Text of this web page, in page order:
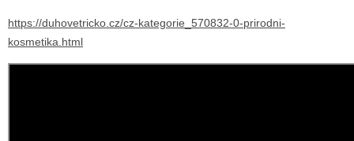
https://duhovetricko.cz/cz-kategorie_570832-0-prirodni-
kosmetika.html